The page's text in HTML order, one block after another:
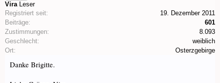
Vira Leser
Registriert seit:
19. Dezember 2011
Beiträge:
601
Zustimmungen:
8.093
Geschlecht:
weiblich
Ort:
Osterzgebirge
Danke Brigitte.